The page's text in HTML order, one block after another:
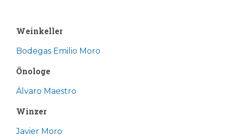
Weinkeller
Bodegas Emilio Moro
Önologe
Álvaro Maestro
Winzer
Javier Moro